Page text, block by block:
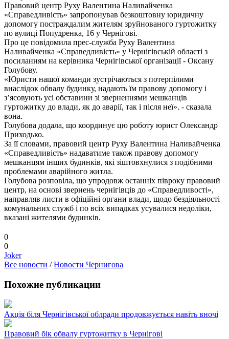
Правовий центр Руху Валентина Наливайченка
«Справедливість» запропонував безкоштовну юридичну
допомогу постраждалим жителям зруйнованого гуртожитку
по вулиці Попудренка, 16 у Чернігові.
Про це повідомила прес-служба Руху Валентина
Наливайченка «Справедливість» у Чернігівській області з
посиланням на керівника Чернігівської організації - Оксану
Голубову.
«Юристи нашої команди зустрічаються з потерпілими
внаслідок обвалу будинку, надають їм правову допомогу і
з’ясовують усі обставини зі зверненнями мешканців
гуртожитку до влади, як до аварії, так і після неї». - сказала
вона.
Голубова додала, що координує цю роботу юрист Олександр
Приходько.
За її словами, правовий центр Руху Валентина Наливайченка
«Справедливість» надаватиме також правову допомогу
мешканцям інших будинків, які зіштовхнулися з подібними
проблемами аварійного житла.
Голубова розповіла, що упродовж останніх півроку правовий
центр, на основі звернень чернігівців до «Справедливості»,
направляв листи в офіційні органи влади, щодо бездіяльності
комунальних служб і по всіх випадках усувалися недоліки,
вказані жителями будинків.
0
0
Joker
Все новости /Новости Чернигова
Похожие публикации
Акція біля Чернігівської облради продовжується навіть вночі
Правовий бік обвалу гуртожитку в Чернігові